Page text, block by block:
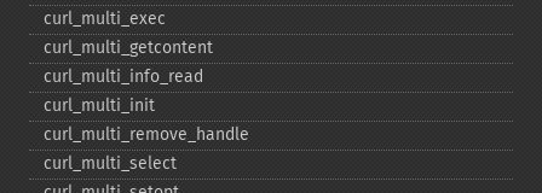
curl_​multi_​exec
curl_​multi_​getcontent
curl_​multi_​info_​read
curl_​multi_​init
curl_​multi_​remove_​handle
curl_​multi_​select